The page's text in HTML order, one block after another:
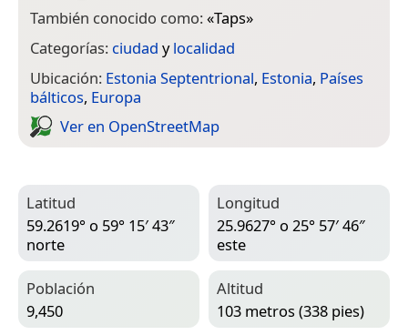
También conocido como:«Taps»
Categorías: ciudad ylocalidad
Ubicación: Estonia Septentrional, Estonia, Países
bálticos, Europa
Ver en Open­Street­Map
Latitud
59.2619° o 59° 15′ 43″
norte
Longitud
25.9627° o 25° 57′ 46″
este
Población
9,450
Altitud
103 metros (338 pies)